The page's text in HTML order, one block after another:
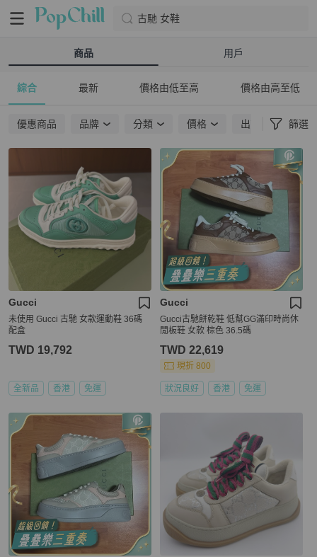
古馳 女鞋
商品 用戶
綜合 最新 價格由低至高 價格由高至低
優惠商品 品牌 分類 價格 出貨地點 篩選
Gucci
未使用 Gucci 古馳 女款運動鞋 36碼
配盒
TWD 19,792
全新品 香港 免運
Gucci
Gucci古馳餅乾鞋 低幫GG滿印時尚休
閒板鞋 女款 棕色 36.5碼
TWD 22,619
現折 800
狀況良好 香港 免運